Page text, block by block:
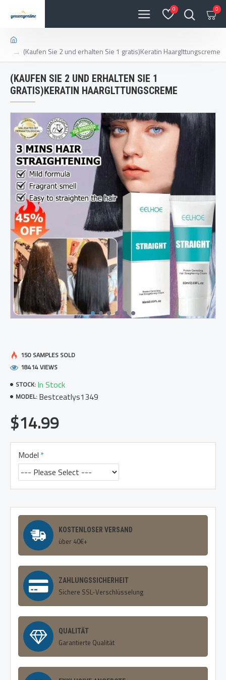
0 0
(Kaufen Sie 2 und erhalten Sie 1 gratis)Keratin Haarglttungscreme
(KAUFEN SIE 2 UND ERHALTEN SIE 1
GRATIS)KERATIN HAARGLTTUNGSCREME
STOCK: In Stock
MODEL: Bestceatlys1349
150 SAMPLES SOLD
18414 VIEWS
$14.99
Model
KOSTENLOSER VERSAND
über 40€+
ZAHLUNGSSICHERHEIT
Sichere SSL-Verschlüsselung
QUALITÄT
Garantierte Qualität